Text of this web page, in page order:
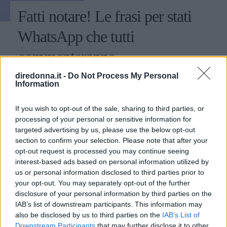
diredonna.it - Do Not Process My Personal
Information
If you wish to opt-out of the sale, sharing to third parties, or
processing of your personal or sensitive information for
targeted advertising by us, please use the below opt-out
section to confirm your selection. Please note that after your
opt-out request is processed you may continue seeing
interest-based ads based on personal information utilized by
us or personal information disclosed to third parties prior to
your opt-out. You may separately opt-out of the further
disclosure of your personal information by third parties on the
IAB’s list of downstream participants. This information may
also be disclosed by us to third parties on the IAB’s List of
Fatti notare! Le frasi per stati
WhatsApp che tutti
commenteranno
Alcuni consigli relativi alle frasi per stati di WhatsApp:
ecco come fare colpo sui propri contatti utilizzando
PERDITA DURANGO